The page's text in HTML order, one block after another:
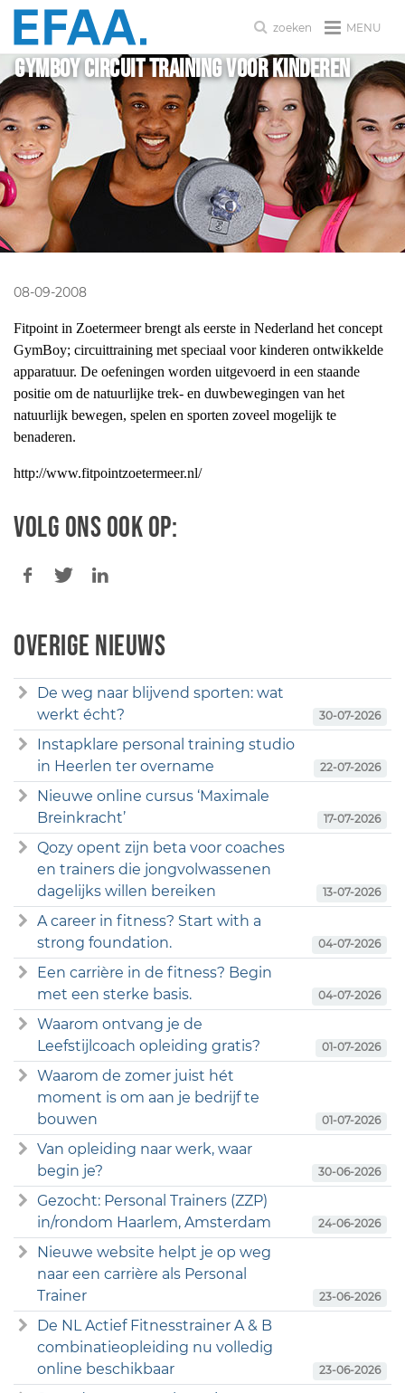
MENU
zoeken
Gymboy circuit training voor kinderen
08-09-2008
Fitpoint in Zoetermeer brengt als eerste in Nederland het concept
GymBoy; circuittraining met speciaal voor kinderen ontwikkelde
apparatuur. De oefeningen worden uitgevoerd in een staande
positie om de natuurlijke trek- en duwbewegingen van het
natuurlijk bewegen, spelen en sporten zoveel mogelijk te
benaderen.
http://www.fitpointzoetermeer.nl/
Volg ons ook op:
Overige nieuws
De weg naar blijvend sporten: wat
werkt écht?
30-07-2026
Instapklare personal training studio
in Heerlen ter overname
22-07-2026
Nieuwe online cursus ‘Maximale
Breinkracht’
17-07-2026
Qozy opent zijn beta voor coaches
en trainers die jongvolwassenen
dagelijks willen bereiken
13-07-2026
A career in fitness? Start with a
strong foundation.
04-07-2026
Een carrière in de fitness? Begin
met een sterke basis.
04-07-2026
Waarom ontvang je de
Leefstijlcoach opleiding gratis?
01-07-2026
Waarom de zomer juist hét
moment is om aan je bedrijf te
bouwen
01-07-2026
Van opleiding naar werk, waar
begin je?
30-06-2026
Gezocht: Personal Trainers (ZZP)
in/rondom Haarlem, Amsterdam
24-06-2026
Nieuwe website helpt je op weg
naar een carrière als Personal
Trainer
23-06-2026
De NL Actief Fitnesstrainer A & B
combinatieopleiding nu volledig
online beschikbaar
23-06-2026